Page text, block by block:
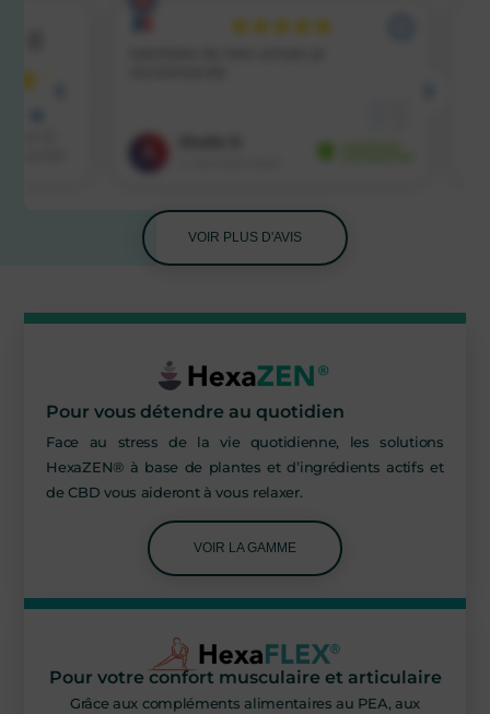
VOIR PLUS D'AVIS
SELON VOS BESOINS
Pour vous détendre au quotidien
Face au stress de la vie quotidienne, les solutions
HexaZEN® à base de plantes et d’ingrédients actifs et
de CBD vous aideront à vous relaxer.
VOIR LA GAMME
Pour votre confort musculaire et articulaire
Grâce aux compléments alimentaires au PEA, aux